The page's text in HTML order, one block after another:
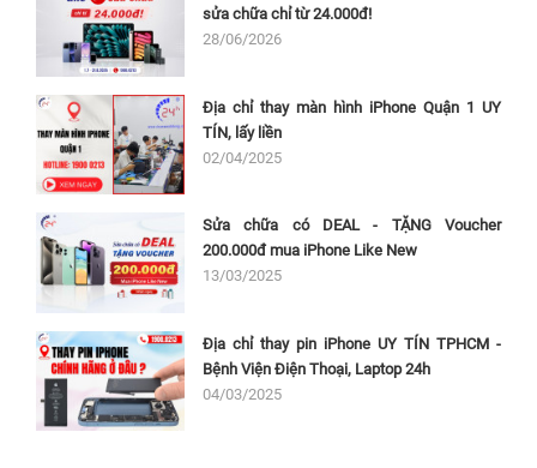
sửa chữa chỉ từ 24.000đ!
28/06/2026
Địa chỉ thay màn hình iPhone Quận 1 UY
TÍN, lấy liền
02/04/2025
Sửa chữa có DEAL - TẶNG Voucher
200.000đ mua iPhone Like New
13/03/2025
Địa chỉ thay pin iPhone UY TÍN TPHCM -
Bệnh Viện Điện Thoại, Laptop 24h
04/03/2025